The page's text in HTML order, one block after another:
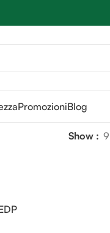
PromozioniBlog
Show 9